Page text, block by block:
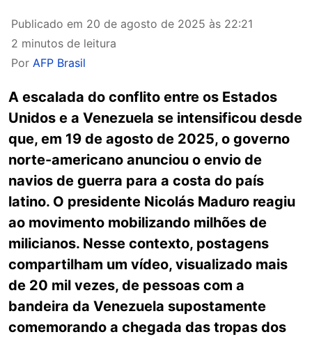
Publicado em 20 de agosto de 2025 às 22:21
2 minutos de leitura
Por AFP Brasil
A escalada do conflito entre os Estados
Unidos e a Venezuela se intensificou desde
que, em 19 de agosto de 2025, o governo
norte-americano anunciou o envio de
navios de guerra para a costa do país
latino. O presidente Nicolás Maduro reagiu
ao movimento mobilizando milhões de
milicianos. Nesse contexto, postagens
compartilham um vídeo, visualizado mais
de 20 mil vezes, de pessoas com a
bandeira da Venezuela supostamente
comemorando a chegada das tropas dos